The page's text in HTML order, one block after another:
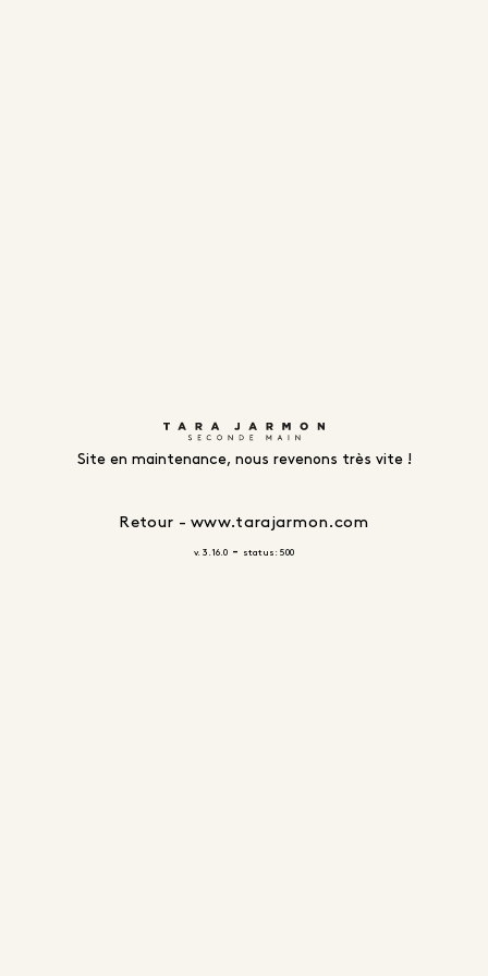
Site en maintenance, nous revenons très vite !
Retour - www.tarajarmon.com
v. 3.16.0 - status: 500